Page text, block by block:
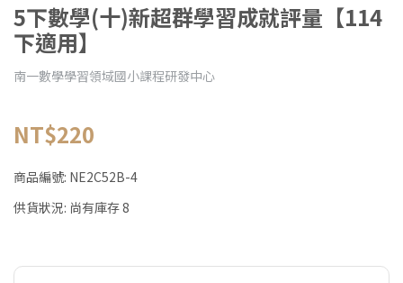
5下數學(十)新超群學習成就評量【114
下適用】
南一數學學習領域國小課程研發中心
NT$220
商品編號: NE2C52B-4
供貨狀況: 尚有庫存 8